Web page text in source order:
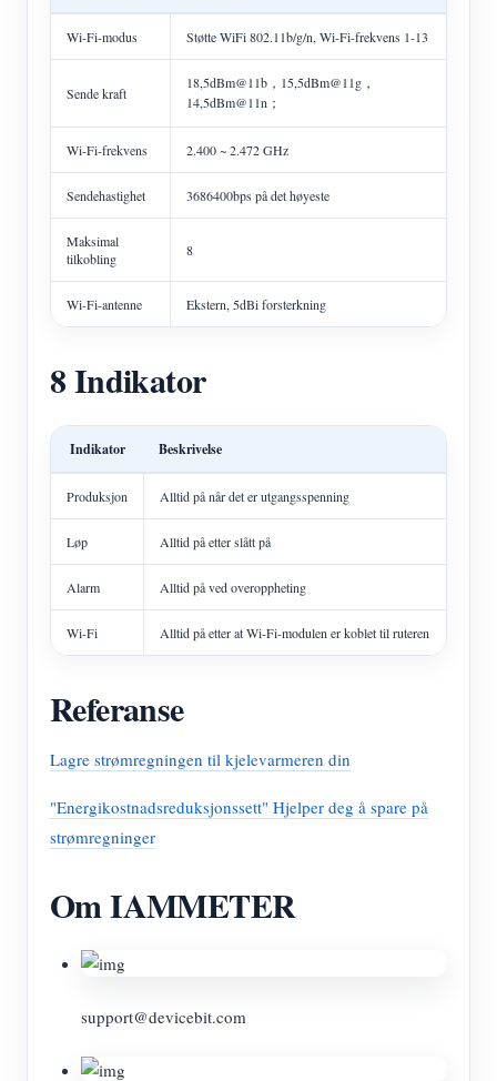
Wi-Fi-modus Støtte WiFi 802.11b/g/n, Wi-Fi-frekvens 1-13
Sende kraft
18,5dBm@11b，15,5dBm@11g，
14,5dBm@11n；
Wi-Fi-frekvens 2.400 ~ 2.472 GHz
Sendehastighet 3686400bps på det høyeste
Maksimal
tilkobling
8
Wi-Fi-antenne Ekstern, 5dBi forsterkning
8 Indikator
Indikator Beskrivelse
Produksjon Alltid på når det er utgangsspenning
Løp Alltid på etter slått på
Alarm Alltid på ved overoppheting
Wi-Fi Alltid på etter at Wi-Fi-modulen er koblet til ruteren
Referanse
Lagre strømregningen til kjelevarmeren din
"Energikostnadsreduksjonssett" Hjelper deg å spare på
strømregninger
Om IAMMETER
support@devicebit.com